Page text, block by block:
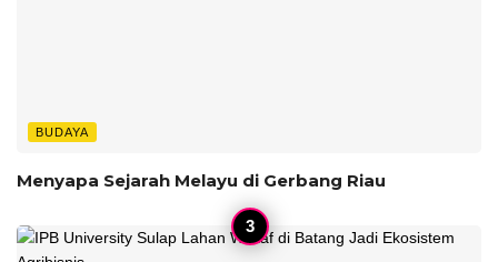
BUDAYA
Menyapa Sejarah Melayu di Gerbang Riau